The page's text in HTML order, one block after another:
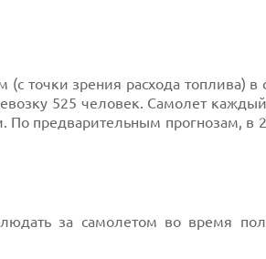
точки зрения расхода топлива) в
525 человек. Самолет
предварительным прогнозам, в
за самолетом во время